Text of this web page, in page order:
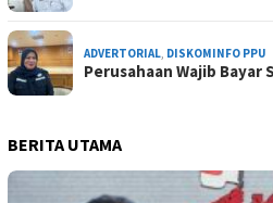
ADVERTORIAL, DISKOMINFO PPU
Perusahaan Wajib Bayar
BERITA UTAMA